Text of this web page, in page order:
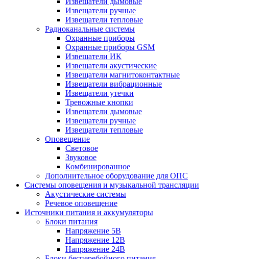
Извещатели ручные
Извещатели тепловые
Радиоканальные системы
Охранные приборы
Охранные приборы GSM
Извещатели ИК
Извещатели акустические
Извещатели магнитоконтактные
Извещатели вибрационные
Извещатели утечки
Тревожные кнопки
Извещатели дымовые
Извещатели ручные
Извещатели тепловые
Оповещение
Световое
Звуковое
Комбинированное
Дополнительное оборудование для ОПС
Системы оповещения и музыкальной трансляции
Акустические системы
Речевое оповещение
Источники питания и аккумуляторы
Блоки питания
Напряжение 5В
Напряжение 12В
Напряжение 24В